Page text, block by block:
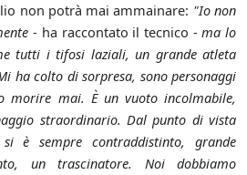
non potrà mai ammainare: "Io non
- ha raccontato il tecnico -ma lo
tutti i tifosi laziali, un grande atleta
ha colto di sorpresa, sono personaggi
morire mai. È un vuoto incolmabile,
straordinario. Dal punto di vista
è sempre contraddistinto, grande
un trascinatore. Noi dobbiamo